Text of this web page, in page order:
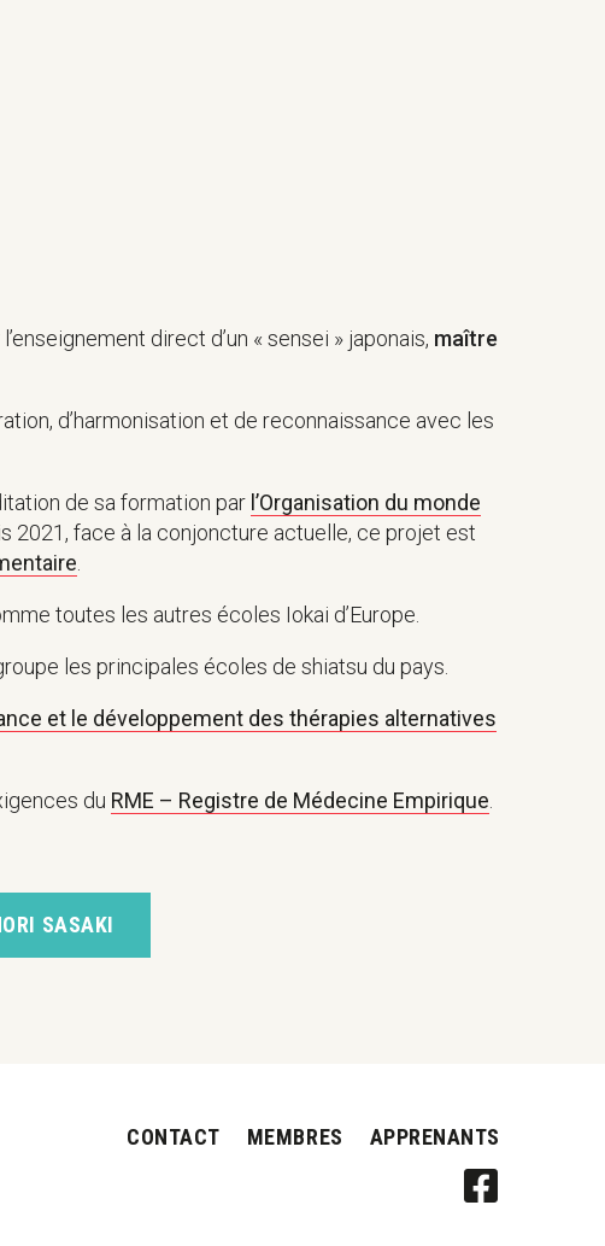
direct d’un « sensei » japonais, maître
d’harmonisation et de reconnaissance avec les
de sa formation par l’Organisation du monde
2021, face à la conjoncture actuelle, ce projet est
toutes les autres écoles Iokai d’Europe.
les principales écoles de shiatsu du pays.
et le développement des thérapies alternatives
du RME – Registre de Médecine Empirique
SASAKI
CONTACT MEMBRES
APPRENANTS